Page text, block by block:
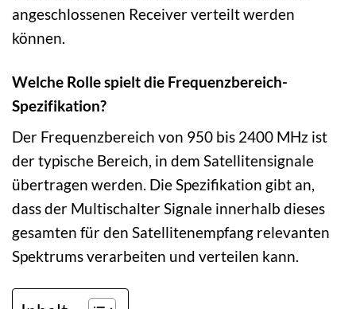
angeschlossenen Receiver verteilt werden
können.
Welche Rolle spielt die Frequenzbereich-
Spezifikation?
Der Frequenzbereich von 950 bis 2400 MHz ist
der typische Bereich, in dem Satellitensignale
übertragen werden. Die Spezifikation gibt an,
dass der Multischalter Signale innerhalb dieses
gesamten für den Satellitenempfang relevanten
Spektrums verarbeiten und verteilen kann.